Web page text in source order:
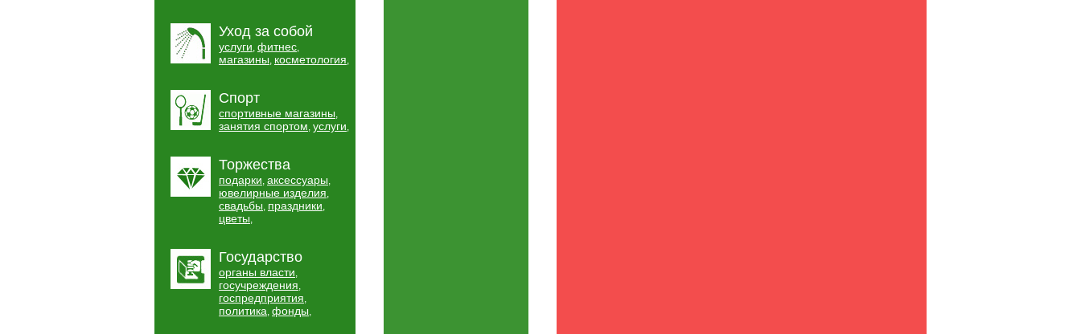
Уход за собой
услуги, фитнес,
магазины, косметология,
Спорт
спортивные магазины,
занятия спортом, услуги,
Торжества
подарки, аксессуары,
ювелирные изделия,
свадьбы, праздники,
цветы,
Государство
органы власти,
госучреждения,
госпредприятия,
политика, фонды,